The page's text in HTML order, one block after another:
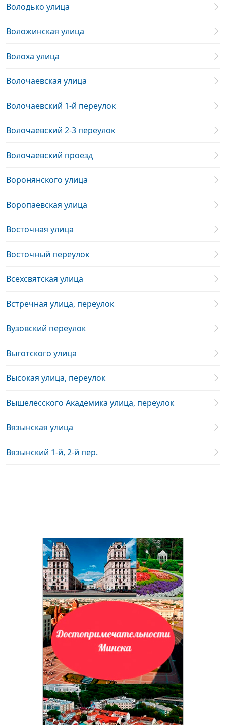
Володько улица
Воложинская улица
Волоха улица
Волочаевская улица
Волочаевский 1-й переулок
Волочаевский 2-3 переулок
Волочаевский проезд
Воронянского улица
Воропаевская улица
Восточная улица
Восточный переулок
Всехсвятская улица
Встречная улица, переулок
Вузовский переулок
Выготского улица
Высокая улица, переулок
Вышелесского Академика улица, переулок
Вязынская улица
Вязынский 1-й, 2-й пер.